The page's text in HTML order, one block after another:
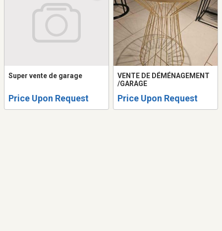
Super vente de garage
Price Upon Request
VENTE DE DÉMÉNAGEMENT
/GARAGE
Price Upon Request